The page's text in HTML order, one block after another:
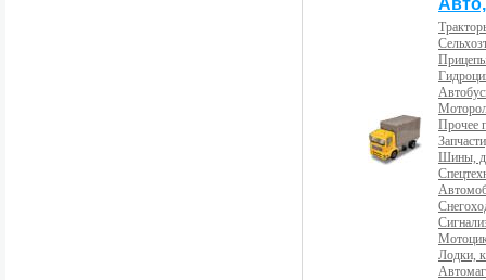
Прочее
Шины,
Лодки,